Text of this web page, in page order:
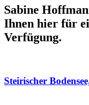
Sabine
Ihnen hier für
Verfügung.
Steirischer